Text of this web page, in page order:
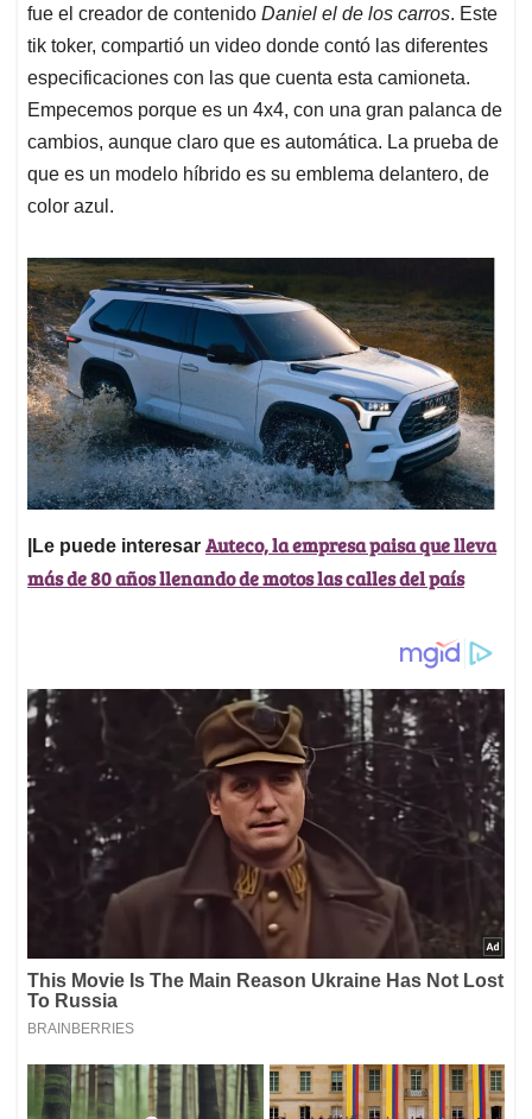
fue el creador de contenido Daniel el de los carros. Este
tik toker, compartió un video donde contó las diferentes
especificaciones con las que cuenta esta camioneta.
Empecemos porque es un 4x4, con una gran palanca de
cambios, aunque claro que es automática. La prueba de
que es un modelo híbrido es su emblema delantero, de
color azul.
|Le puede interesar Auteco, la empresa paisa que lleva
más de 80 años llenando de motos las calles del país